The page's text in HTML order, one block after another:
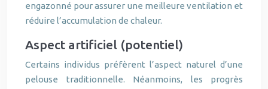
engazonné pour assurer une meilleure ventilation et
réduire l’accumulation de chaleur.
Aspect artificiel (potentiel)
Certains individus préfèrent l’aspect naturel d’une
pelouse traditionnelle. Néanmoins, les progrès